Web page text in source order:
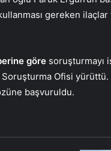
gereken
göre soruşturmayı
Ofisi yürüttü.
başvuruldu.